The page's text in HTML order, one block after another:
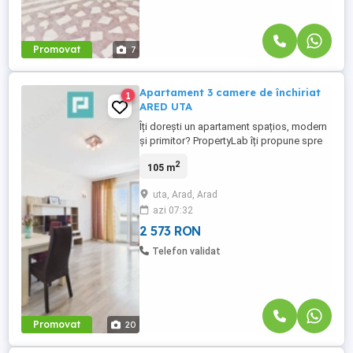
Promovat 7
Promovat 20
1
Apartament 3 camere de închiriat
ARED UTA
Îți dorești un apartament spațios, modern
și primitor? PropertyLab îți propune spre
având o suprafață utilă de 105 mp, situat
Locuința se află la etajul 8 din 8, în ultimul
bloc al complexului, oferind un plus de
liniște și intimitate. Compartimentare: Hol
105 m2
uta, Arad, Arad
azi 07:32
2 573 RON
Telefon validat